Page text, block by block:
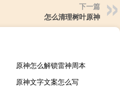
下一篇
怎么清理树叶原神
原神怎么解锁雷神周本
原神文字文案怎么写